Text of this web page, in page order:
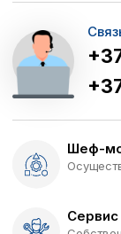
Шеф-
Сервис